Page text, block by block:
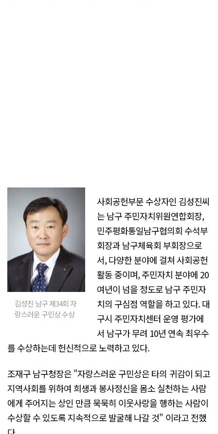
김성진 남구 제34회 자
랑스러운 구민상 수상
사회공헌부문 수상자인 김성진씨
는 남구 주민자치위원연합회장,
민주평화통일남구협의회 수석부
회장과 남구체육회 부회장으로
서, 다양한 분야에 걸쳐 사회공헌
활동 중이며, 주민자치 분야에 20
여년이 넘을 정도로 남구 주민자
치의 구심점 역할을 하고 있다. 대
구시 주민자치센터 운영 평가에
서 남구가 무려 10년 연속 최우수
를 수상하는데 헌신적으로 노력하고 있다.
조재구 남구청장은 "자랑스러운 구민상은 타의 귀감이 되고
지역사회를 위하여 희생과 봉사정신을 몸소 실천하는 사람
에게 주어지는 상인 만큼 묵묵히 이웃사랑을 행하는 사람이
수상할 수 있도록 지속적으로 발굴해 나갈 것" 이라고 전했